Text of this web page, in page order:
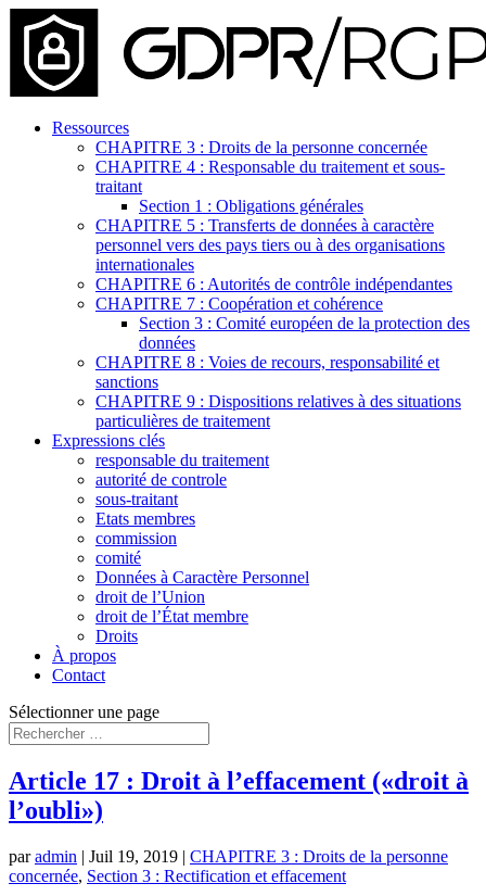
Ressources
CHAPITRE 3 : Droits de la personne concernée
CHAPITRE 4 : Responsable du traitement et sous-
traitant
Section 1 : Obligations générales
CHAPITRE 5 : Transferts de données à caractère
personnel vers des pays tiers ou à des organisations
internationales
CHAPITRE 6 : Autorités de contrôle indépendantes
CHAPITRE 7 : Coopération et cohérence
Section 3 : Comité européen de la protection des
données
CHAPITRE 8 : Voies de recours, responsabilité et
sanctions
CHAPITRE 9 : Dispositions relatives à des situations
particulières de traitement
Expressions clés
responsable du traitement
autorité de controle
sous-traitant
Etats membres
commission
comité
Données à Caractère Personnel
droit de l’Union
droit de l’État membre
Droits
À propos
Contact
Sélectionner une page
Article 17 : Droit à l’effacement («droit à
l’oubli»)
paradmin | Juil 19, 2019 | CHAPITRE 3 : Droits de la personne
concernée, Section 3 : Rectification et effacement